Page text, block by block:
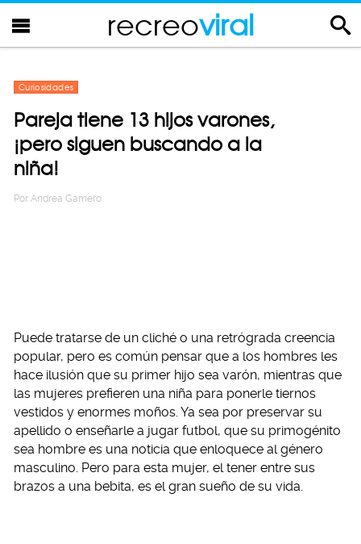
recreoviral
Curiosidades
Pareja tiene 13 hijos varones,
¡pero siguen buscando a la
niña!
Por Andrea Gamero
Puede tratarse de un cliché o una retrógrada creencia
popular, pero es común pensar que a los hombres les
hace ilusión que su primer hijo sea varón, mientras que
las mujeres prefieren una niña para ponerle tiernos
vestidos y enormes moños. Ya sea por preservar su
apellido o enseñarle a jugar futbol, que su primogénito
sea hombre es una noticia que enloquece al género
masculino. Pero para esta mujer, el tener entre sus
brazos a una bebita, es el gran sueño de su vida.